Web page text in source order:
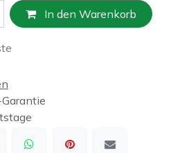
In den Warenkorb